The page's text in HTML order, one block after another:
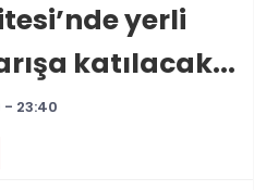
yerli
katılacak...
- 23:40